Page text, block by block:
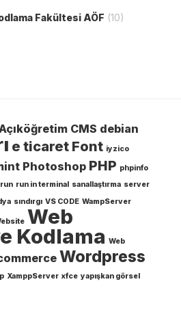
Fakültesi AÖF (10)
CMS debian
e ticaret Font iyzico
Photoshop PHP phpinfo
run run in terminal sanallaştırma server
sındırgı VS CODE WampServer
Web
Kodlama Web
Wordpress
XamppServer xfce yapışkan görsel